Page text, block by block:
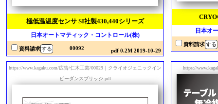
極低温温度センサ SI社製430,440シリーズ
日本オートマティック・コントロール(株)
資料請求 00092 pdf 0.2M 2019-10-29
日本オ
資料請求
https://www.kagaku.com/広告/仁木工芸/00029｜クライオジェニックイン
ピーダンスブリッジ.pdf
https://